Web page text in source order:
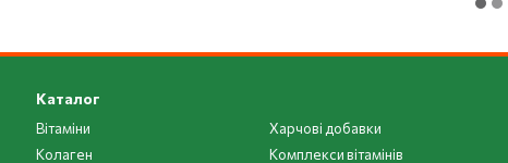
Каталог
Вітаміни
Колаген
Харчові добавки
Комплекси вітамінів